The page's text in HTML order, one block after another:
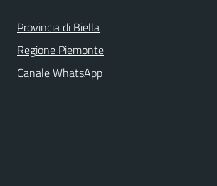
Provincia di Biella
Regione Piemonte
Canale WhatsApp